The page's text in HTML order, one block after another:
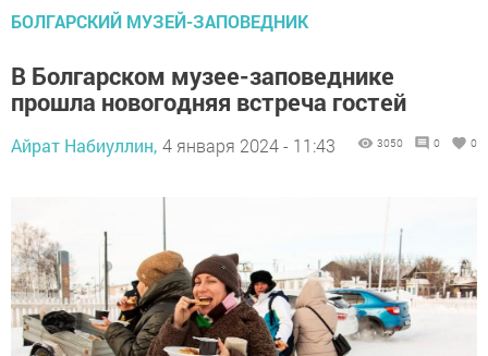
БОЛГАРСКИЙ МУЗЕЙ-ЗАПОВЕДНИК
В Болгарском музее-заповеднике
прошла новогодняя встреча гостей
Айрат Набиуллин, 4 января 2024 - 11:43 3050 0 0